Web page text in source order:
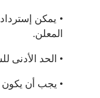
المعلن.
• الحد الأدنى للسن:
• يجب أن يكون